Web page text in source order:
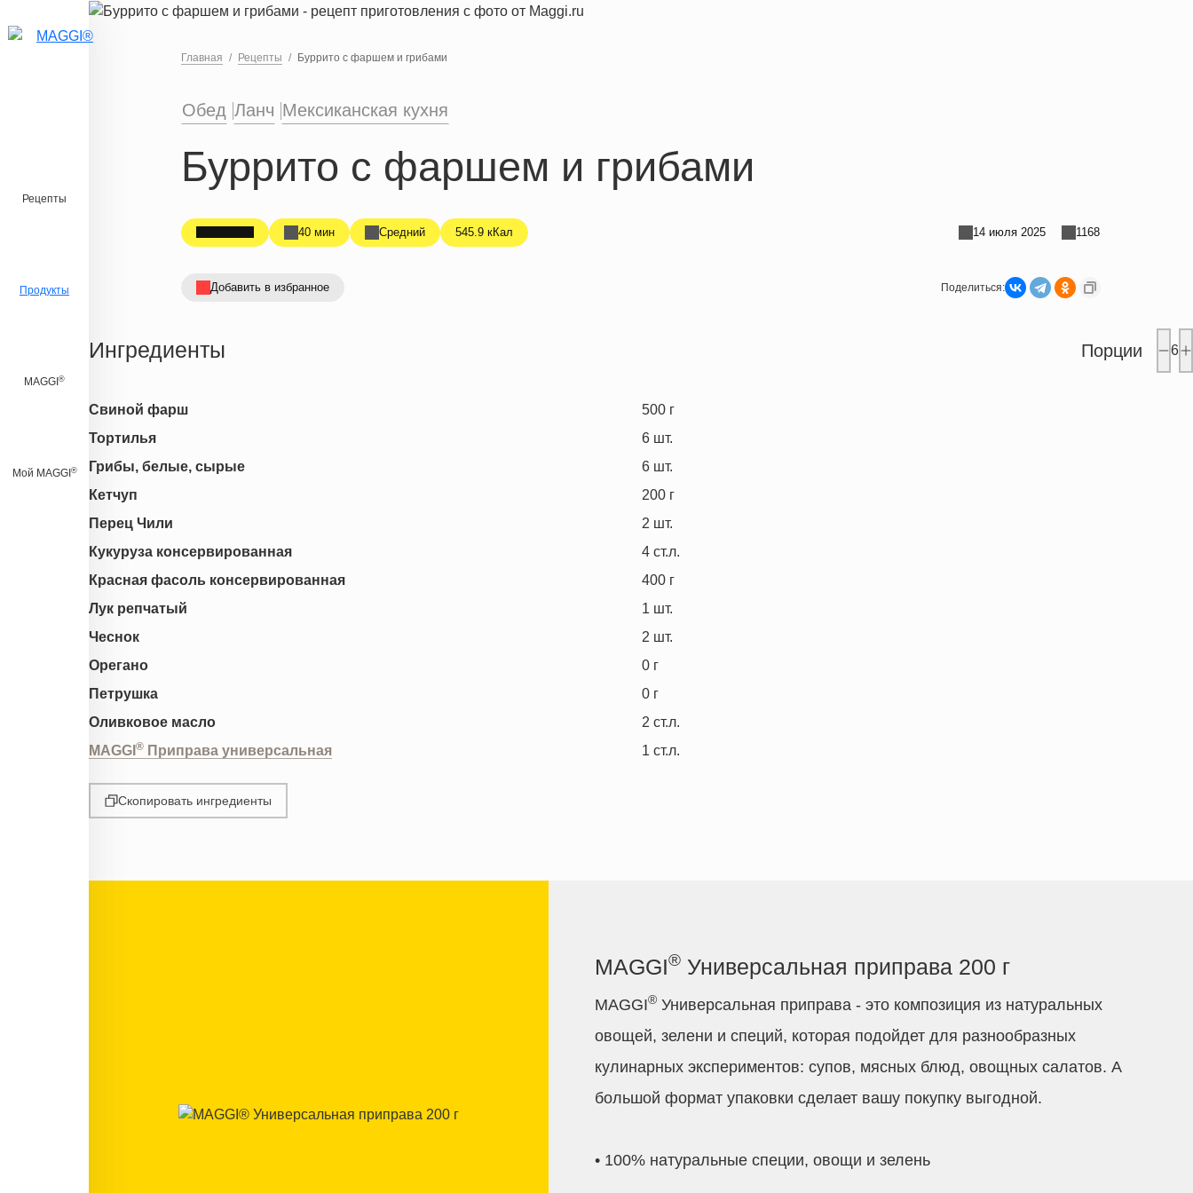
Перейти к основному содержанию
Рецепты
Продукты
MAGGI ®
Мой MAGGI ®
Главная Рецепты Буррито с фаршем и грибами
Обед Ланч Мексиканская кухня
Буррито с фаршем и грибами
40 мин Средний 545.9 кКал 14 июля 2025 1168
Добавить в избранное Поделиться:
Ингредиенты Порции 6
Свиной фарш 500 г
Тортилья
6 шт.
Грибы, белые, сырые
6 шт.
Кетчуп
200 г
Перец Чили
2 шт.
Кукуруза консервированная
4 ст.л.
Красная фасоль консервированная
400 г
Лук репчатый
1 шт.
Чеснок
2 шт.
Орегано
0 г
Петрушка
0 г
Оливковое масло
2 ст.л.
MAGGI ® Приправа универсальная 1 ст.л.
Скопировать ингредиенты
MAGGI® Универсальная приправа 200 г
MAGGI® Универсальная приправа - это композиция из натуральных
овощей, зелени и специй, которая подойдет для разнообразных
кулинарных экспериментов: супов, мясных блюд, овощных салатов. А
большой формат упаковки сделает вашу покупку выгодной.
• 100% натуральные специи, овощи и зелень